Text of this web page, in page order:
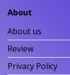
About
About us
Review
Privacy Policy